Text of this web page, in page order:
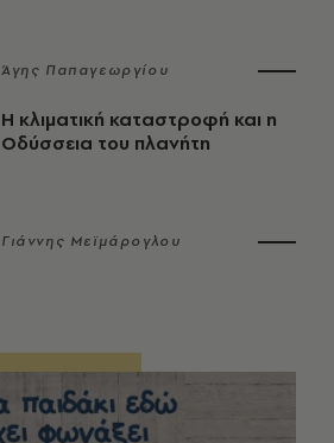
Άγης Παπαγεωργίου
Η κλιματική καταστροφή και η
Οδύσσεια του πλανήτη
Γιάννης Μεϊμάρογλου